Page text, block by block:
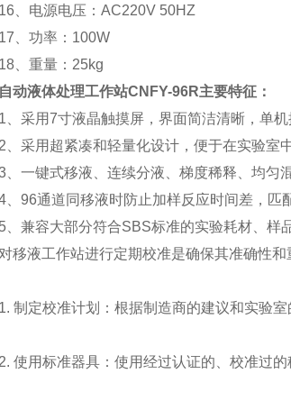
16、电源电压：AC220V 50HZ
17、功率：100W
18、重量：25kg
自动液体处理工作站CNFY-96R主要特征：
1、采用7寸液晶触摸屏，界面简洁清晰，单机
2、采用超紧凑和轻量化设计，便于在实验室
、一键式移液、连续分液、梯度稀释、均匀
、96通道同移液时防止加样反应时间差，匹
5、兼容大部分符合SBS标准的实验耗材、样
对移液工作站进行定期校准是确保其准确性
1. 制定校准计划：根据制造商的建议和实验
2. 使用标准器具：使用经过认证的、校准过